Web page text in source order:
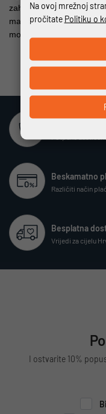
zahvaljujući kliznom
materijalima od
možete uživati u svakom
Beskamatno
Različiti način
Besplatna
Vrijedi za cijelu
I ostvarite 10%
Na ovoj mrežnoj
pročitate Politiku o